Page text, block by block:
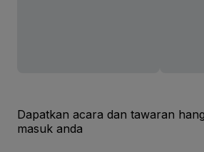
Dapatkan acara dan tawaran
masuk anda